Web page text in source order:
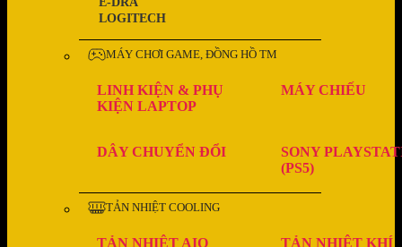
LOGITECH
MÁY CHƠI GAME, ĐỒNG HỒ TM
LINH KIỆN & PHỤ
KIỆN LAPTOP
MÁY CHIẾU
DÂY CHUYỂN ĐỔI
SONY
(PS5)
TẢN NHIỆT COOLING
TẢN NHIỆT AIO TẢN NHIỆT KHÍ